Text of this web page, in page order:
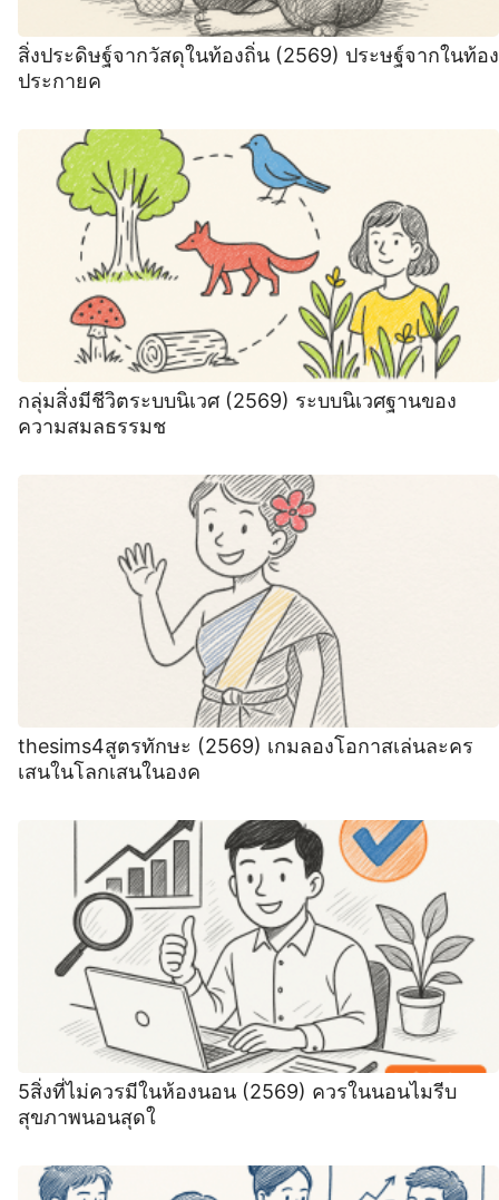
สิ่งประดิษฐ์จากวัสดุในท้องถิ่น (2569) ประษฐ์จากในท้อง
ประกายค
กลุ่มสิ่งมีชีวิตระบบนิเวศ (2569) ระบบนิเวศฐานของ
ความสมลธรรมช
thesims4สูตรทักษะ (2569) เกมลองโอกาสเล่นละคร
เสนในโลกเสนในองค
5สิ่งที่ไม่ควรมีในห้องนอน (2569) ️ควรในนอนไมรีบ
สุขภาพนอนสุดใ